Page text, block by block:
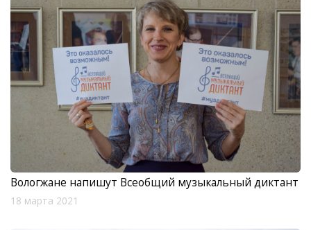
Вологжане напишут Всеобщий музыкальный диктант
18 марта 2021